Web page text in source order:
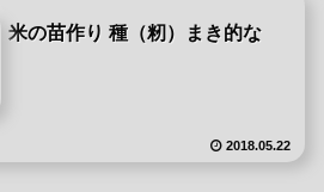
米の苗作り 種（籾）まき的な
2018.05.22